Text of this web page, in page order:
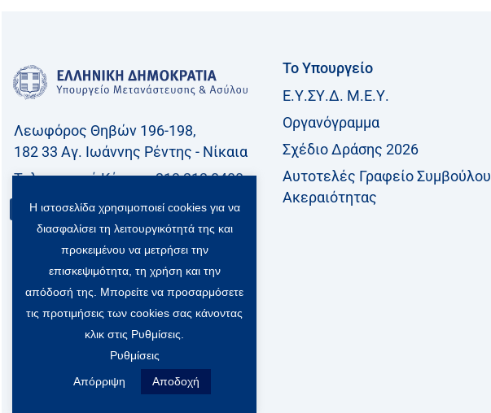
Λεωφόρος Θηβών 196-198,
182 33 Aγ. Ιωάννης Ρέντης - Νίκαια
Τηλεφωνικό Kέντρο: 213 212 8400
Επικοινωνία
Το Υπουργείο
Ε.Υ.ΣΥ.Δ. Μ.Ε.Υ.
Οργανόγραμμα
Σχέδιο Δράσης 2026
Αυτοτελές Γραφείο Συμβούλου
Ακεραιότητας
Η ιστοσελίδα χρησιμοποιεί cookies για να
διασφαλίσει τη λειτουργικότητά της και
προκειμένου να μετρήσει την
επισκεψιμότητα, τη χρήση και την
απόδοσή της. Μπορείτε να προσαρμόσετε
τις προτιμήσεις των cookies σας κάνοντας
κλικ στις Ρυθμίσεις.
Ρυθμίσεις
Απόρριψη Αποδοχή